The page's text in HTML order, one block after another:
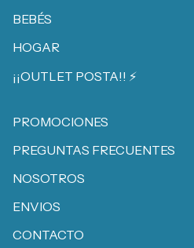
BEBÉS
HOGAR
¡¡OUTLET POSTA!! ⚡️
PROMOCIONES
PREGUNTAS FRECUENTES
NOSOTROS
ENVIOS
CONTACTO